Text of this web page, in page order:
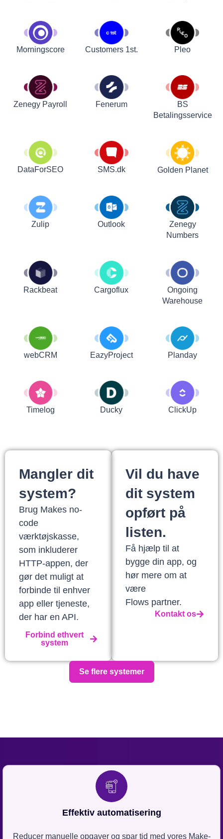
Morningscore Customers 1st. Pleo
Zenegy Payroll Fenerum
BS
Betalingsservice
DataForSEO SMS.dk Golden Planet
Zulip Outlook
Zenegy
Numbers
Rackbeat Cargoflux
Ongoing
Warehouse
webCRM EazyProject Planday
Timelog Ducky ClickUp
Mangler dit
system?
Brug Makes no-
code
værktøjskasse,
som inkluderer
HTTP-appen, der
gør det muligt at
forbinde til enhver
app eller tjeneste,
der har en API.
Forbind ethvert
system
Vil du have
dit system
opført på
listen.
Få hjælp til at
bygge din app, og
hør mere om at
være
Flows partner.
Kontakt os
Se flere systemer
Effektiv automatisering
Reducer manuelle opgaver og spar tid med vores Make-